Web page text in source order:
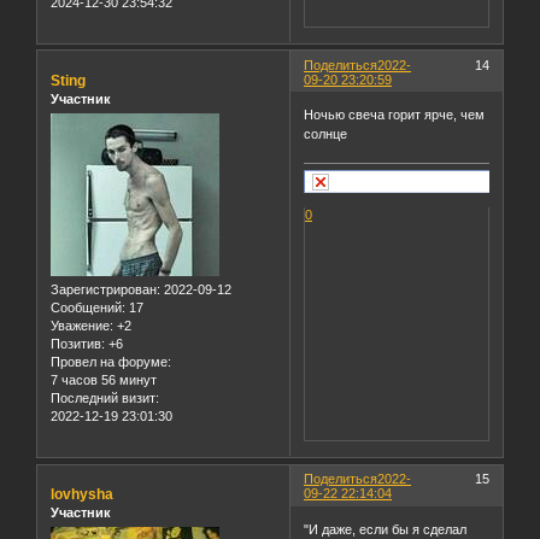
Поделиться 14
2022-
09-20 23:20:59
Sting
Участник
Зарегистрирован: 2022-09-12
Сообщений: 17
Уважение: +2
Позитив: +6
Провел на форуме:
7 часов 56 минут
Последний визит:
2022-12-19 23:01:30
Ночью свеча горит ярче, чем
солнце
0
Поделиться 15
2022-
09-22 22:14:04
lovhysha
Участник
"И даже, если бы я сделал